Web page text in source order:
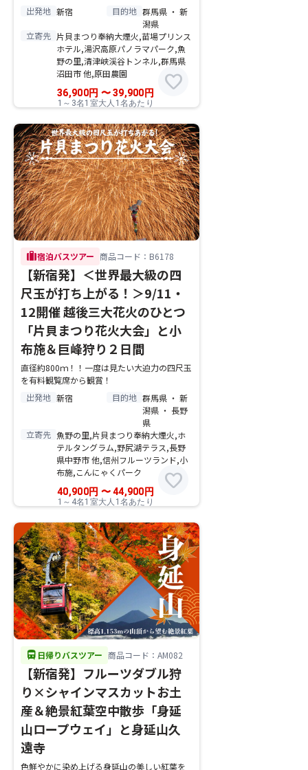
出発地 新宿 目的地 群馬県 ・ 新
潟県
立寄先 片貝まつり奉納大煙火,苗場プリンス
ホテル,湯沢高原パノラマパーク,魚
野の里,清津峡渓谷トンネル,群馬県
沼田市 他,原田農園
36,900円 〜39,900 円
1～3名1室大人1名あたり
favorite
trip宿泊バスツアー 商品コード：B6178
【新宿発】＜世界最大級の四
尺玉が打ち上がる！＞9/11・
12開催 越後三大花火のひとつ
「片貝まつり花火大会」と小
布施＆巨峰狩り２日間
直径約800ｍ！！一度は見たい大迫力の四尺玉
を有料観覧席から観賞！
出発地 新宿 目的地 群馬県 ・ 新
潟県 ・ 長野
県
立寄先 魚野の里,片貝まつり奉納大煙火,ホ
テルタングラム,野尻湖テラス,長野
県中野市 他,信州フルーツランド,小
布施,こんにゃくパーク
40,900円 〜44,900 円
1～4名1室大人1名あたり
favorite
directions_bus 日帰りバスツアー 商品コード：AM082
【新宿発】フルーツダブル狩
り×シャインマスカットお土
産＆絶景紅葉空中散歩「身延
山ロープウェイ」と身延山久
遠寺
色鮮やかに染め上げる身延山の美しい紅葉を